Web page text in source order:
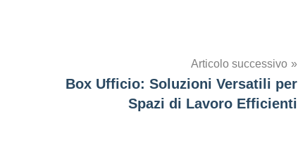
Articolo successivo
Box Ufficio: Soluzioni Versatili per
Spazi di Lavoro Efficienti